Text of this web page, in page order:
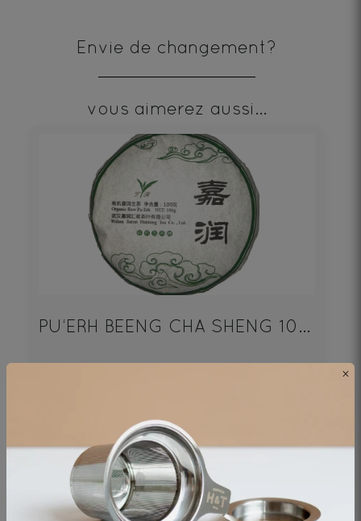
Envie de changement?
vous aimerez aussi...
PU‘ERH BEENG CHA SHENG 100g
19€
DÉCOUVRIR
×